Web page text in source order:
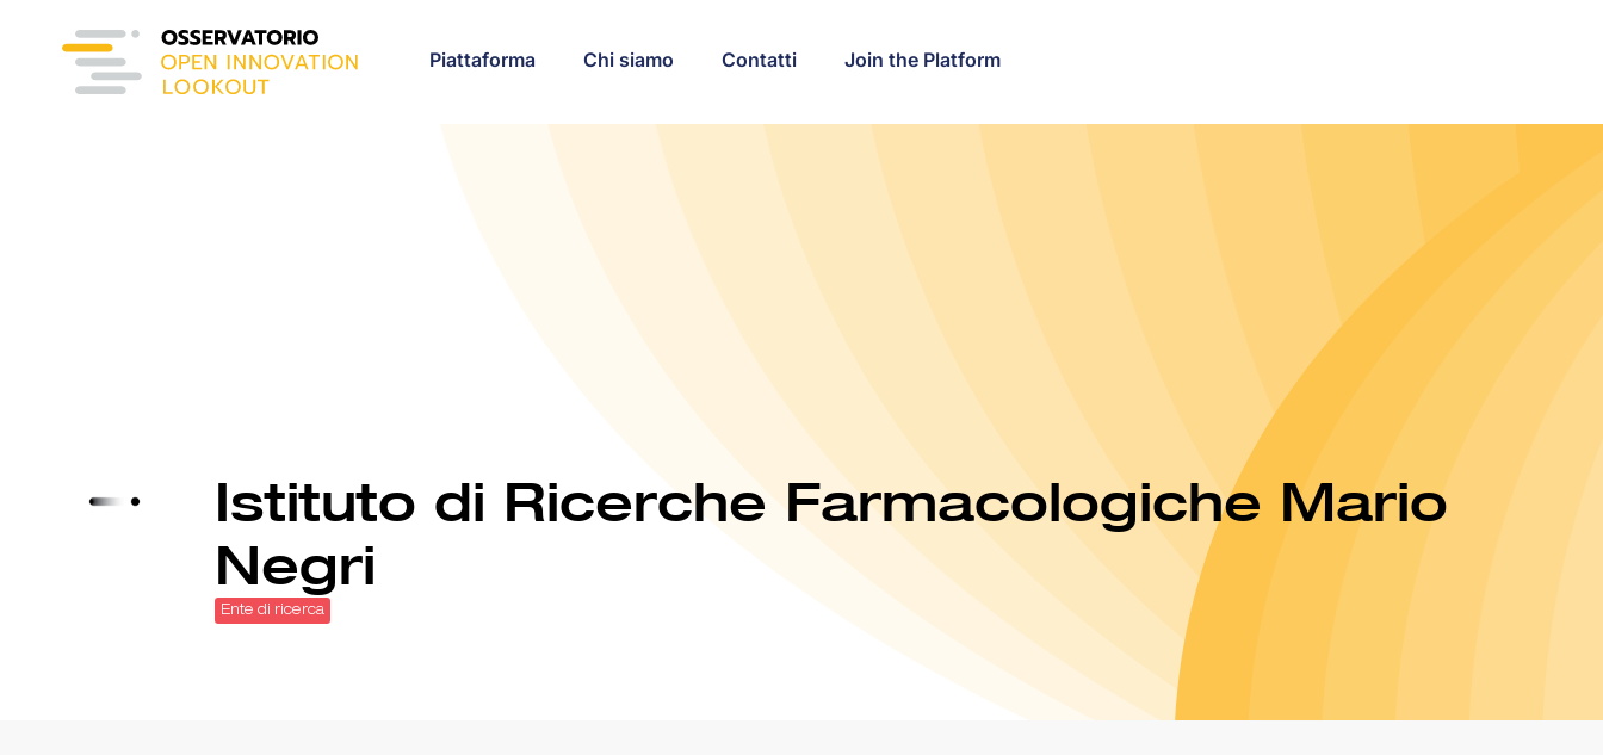
Piattaforma Chi siamo Contatti Join the Platform
Istituto di Ricerche Farmacologiche Mario
Negri
Ente di ricerca